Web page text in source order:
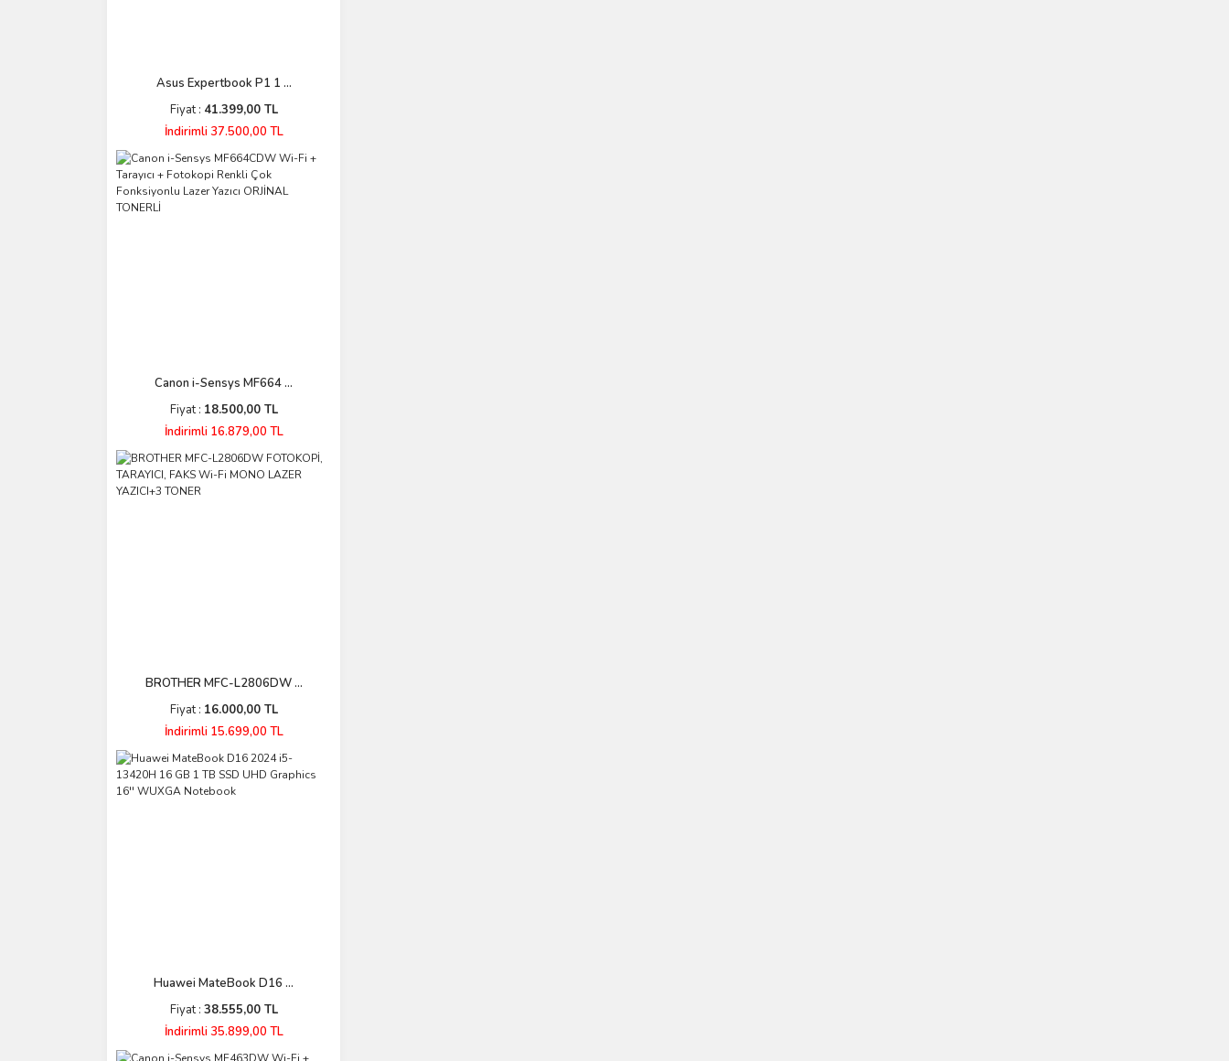
Asus Expertbook P1 1 ...
Fiyat : 41.399,00 TL
İndirimli 37.500,00 TL
Canon i-Sensys MF664 ...
Fiyat : 18.500,00 TL
İndirimli 16.879,00 TL
BROTHER MFC-L2806DW ...
Fiyat : 16.000,00 TL
İndirimli 15.699,00 TL
Huawei MateBook D16 ...
Fiyat : 38.555,00 TL
İndirimli 35.899,00 TL